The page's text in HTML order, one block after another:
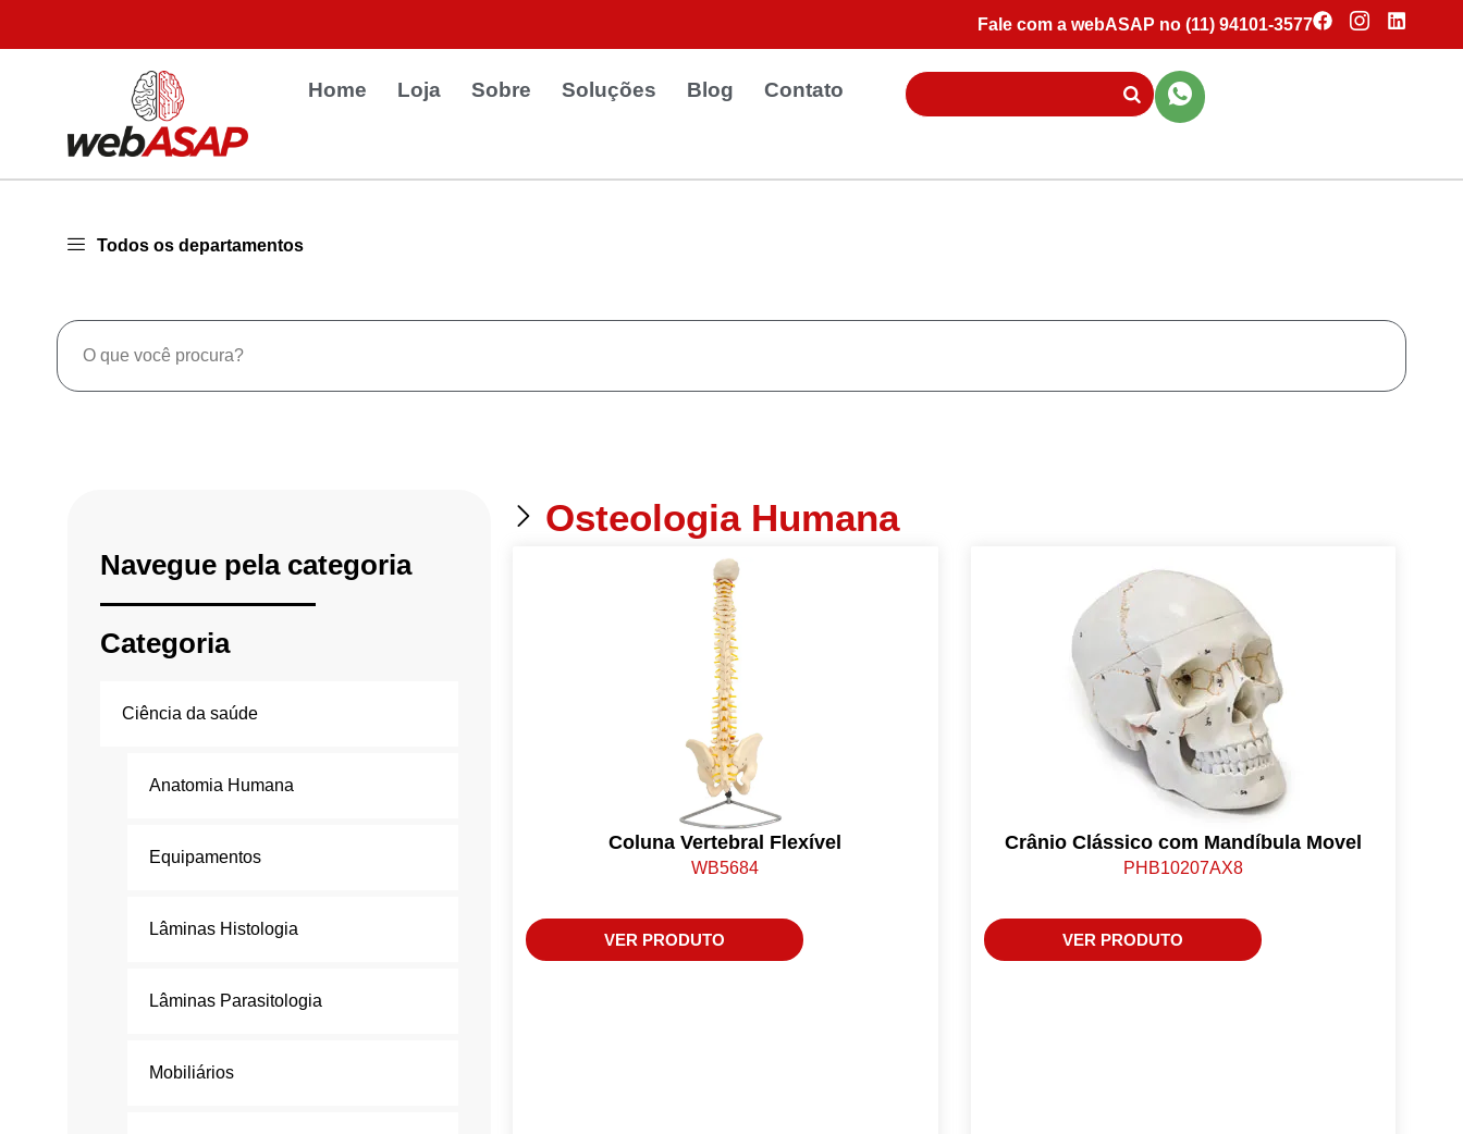
Fale com a webASAP no (11) 94101-3577
Home Loja Sobre Soluções Blog Contato
Todos os departamentos
Navegue pela categoria
Categoria
Ciência da saúde
Anatomia Humana
Equipamentos
Lâminas Histologia
Lâminas Parasitologia
Mobiliários
Osteologia Humana
Coluna Vertebral Flexível
WB5684
VER PRODUTO
Crânio Clássico com Mandíbula Movel
PHB10207AX8
VER PRODUTO